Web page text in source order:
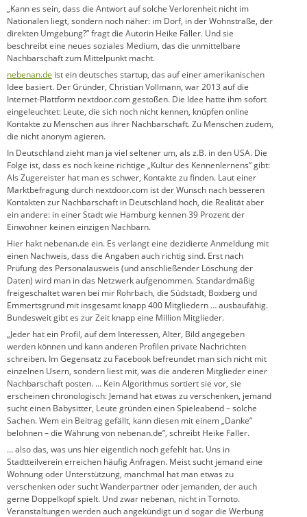
„Kann es sein, dass die Antwort auf solche Verlorenheit nicht im
Nationalen liegt, sondern noch näher: im Dorf, in der Wohnstraße, der
direkten Umgebung?” fragt die Autorin Heike Faller. Und sie
beschreibt eine neues soziales Medium, das die unmittelbare
Nachbarschaft zum Mittelpunkt macht.
nebenan.de ist ein deutsches startup, das auf einer amerikanischen
Idee basiert. Der Gründer, Christian Vollmann, war 2013 auf die
Internet-Plattform nextdoor.com gestoßen. Die Idee hatte ihm sofort
eingeleuchtet: Leute, die sich noch nicht kennen, knüpfen online
Kontakte zu Menschen aus ihrer Nachbarschaft. Zu Menschen zudem,
die nicht anonym agieren.
In Deutschland zieht man ja viel seltener um, als z.B. in den USA. Die
Folge ist, dass es noch keine richtige „Kultur des Kennenlernens” gibt:
Als Zugereister hat man es schwer, Kontakte zu finden. Laut einer
Marktbefragung durch nextdoor.com ist der Wunsch nach besseren
Kontakten zur Nachbarschaft in Deutschland hoch, die Realität aber
ein andere: in einer Stadt wie Hamburg kennen 39 Prozent der
Einwohner keinen einzigen Nachbarn.
Hier hakt nebenan.de ein. Es verlangt eine dezidierte Anmeldung mit
einen Nachweis, dass die Angaben auch richtig sind. Erst nach
Prüfung des Personalausweis (und anschließender Löschung der
Daten) wird man in das Netzwerk aufgenommen. Standardmäßig
freigeschaltet waren bei mir Rohrbach, die Südstadt, Boxberg und
Emmertsgrund mit insgesamt knapp 400 Mitgliedern … ausbaufähig.
Bundesweit gibt es zur Zeit knapp eine Million Mitglieder.
„Jeder hat ein Profil, auf dem Interessen, Alter, Bild angegeben
werden können und kann anderen Profilen private Nachrichten
schreiben. Im Gegensatz zu Facebook befreundet man sich nicht mit
einzelnen Usern, sondern liest mit, was die anderen Mitglieder einer
Nachbarschaft posten. … Kein Algorithmus sortiert sie vor, sie
erscheinen chronologisch: Jemand hat etwas zu verschenken, jemand
sucht einen Babysitter, Leute gründen einen Spieleabend – solche
Sachen. Wem ein Beitrag gefällt, kann diesen mit einem „Danke”
belohnen – die Währung von nebenan.de”, schreibt Heike Faller.
… also das, was uns hier eigentlich noch gefehlt hat. Uns in
Stadtteilverein erreichen häufig Anfragen. Meist sucht jemand eine
Wohnung oder Unterstützung, manchmal hat man etwas zu
verschenken oder sucht Wanderpartner oder jemanden, der auch
gerne Doppelkopf spielt. Und zwar nebenan, nicht in Tornoto.
Veranstaltungen werden auch angekündigt un d sogar die Werbung